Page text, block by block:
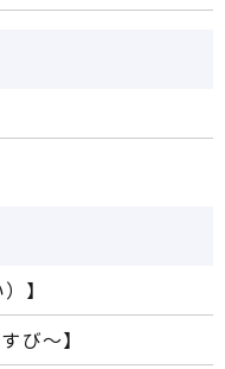
】
び～】